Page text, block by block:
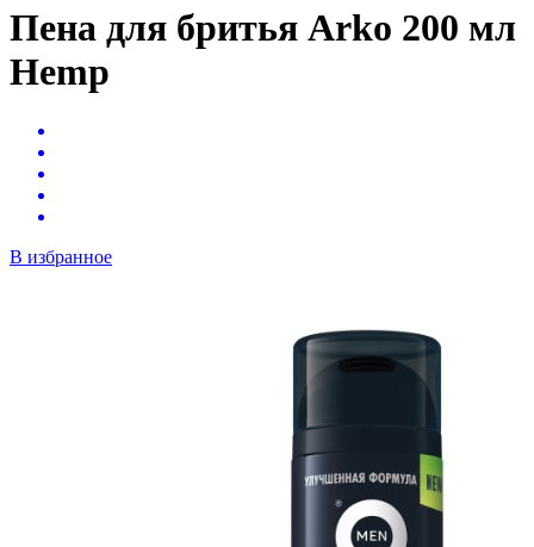
Пена для бритья Arko 200 мл
Hemp
В избранное